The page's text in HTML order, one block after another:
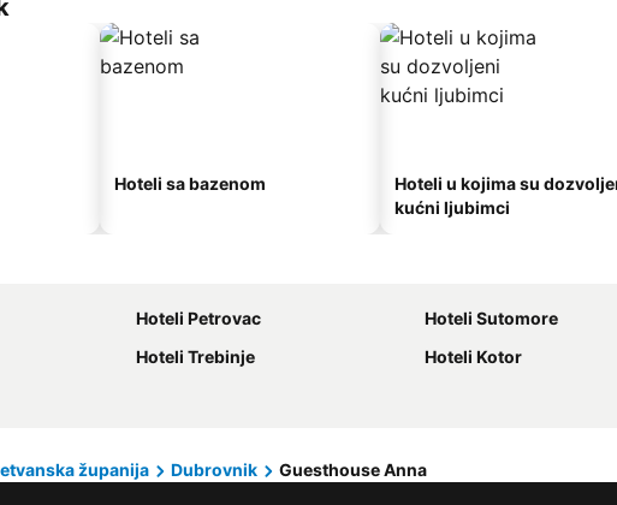
Hoteli sa bazenom
Hoteli u kojima su
kućni ljubimci
Hoteli Petrovac
Hoteli Sutomore
Hoteli Trebinje
Hoteli Kotor
županija Dubrovnik Guesthouse Anna